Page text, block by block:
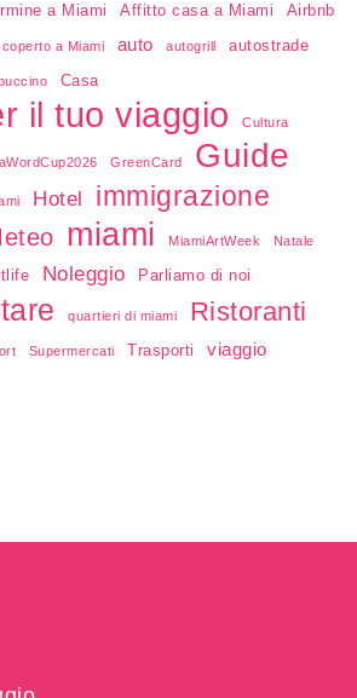
a Miami Affitto casa a Miami Airbnb
a Miami auto autogrill autostrade
Casa
il tuo viaggio Cultura
GreenCard Guide
Hotel immigrazione
miami MiamiArtWeek Natale
Noleggio Parliamo di noi
quartieri di miami Ristoranti
Supermercati Trasporti viaggio